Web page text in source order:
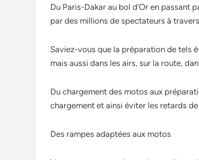
Du Paris-Dakar au bol d’Or en passant
par des millions de spectateurs à
Saviez-vous que la préparation de tels
mais aussi dans les airs, sur la route,
Du chargement des motos aux
chargement et ainsi éviter les retards
Des rampes adaptées aux motos